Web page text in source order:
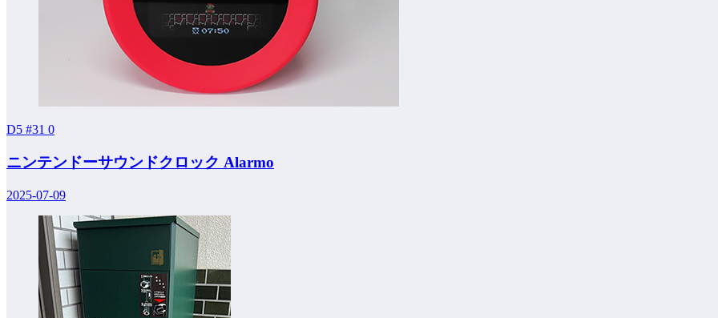
D5 #31 0
ニンテンドーサウンドクロック Alarmo
2025-07-09